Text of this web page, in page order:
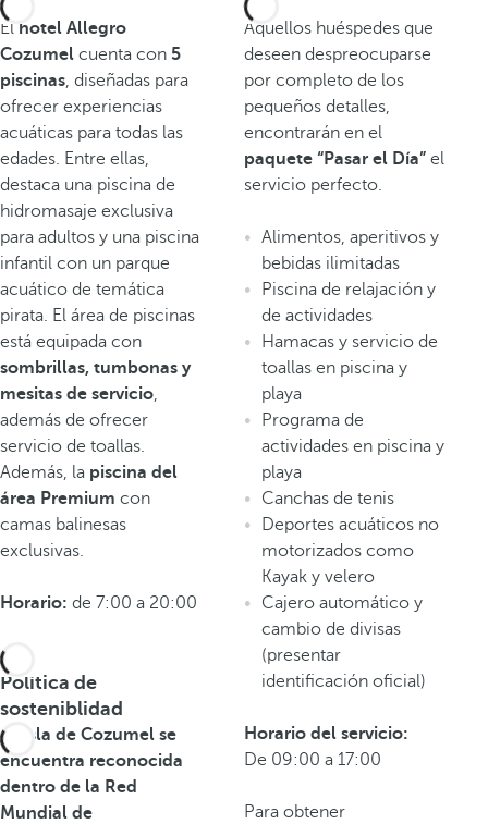
El hotel Allegro
Cozumel cuenta con 5
piscinas , diseñadas para
ofrecer experiencias
acuáticas para todas las
edades. Entre ellas,
destaca una piscina de
hidromasaje exclusiva
para adultos y una piscina
infantil con un parque
acuático de temática
pirata. El área de piscinas
está equipada con
sombrillas, tumbonas y
mesitas de servicio
además de ofrecer
servicio de toallas.
Además, la piscina del
área Premium con
camas balinesas
exclusivas.
Horario: de 7:00 a 20:00
Política de
sosteniblidad
La isla de Cozumel se
encuentra reconocida
dentro de la Red
Mundial de
Aquellos huéspedes que
deseen despreocuparse
por completo de los
pequeños detalles,
encontrarán en el
paquete “Pasar el Día” el
servicio perfecto.
Alimentos, aperitivos y
bebidas ilimitadas
Piscina de relajación y
de actividades
Hamacas y servicio de
toallas en piscina y
playa
Programa de
actividades en piscina y
playa
Canchas de tenis
Deportes acuáticos no
motorizados como
Kayak y velero
Cajero automático y
cambio de divisas
(presentar
identificación oficial)
Horario del servicio:
De 09:00 a 17:00
Para obtener